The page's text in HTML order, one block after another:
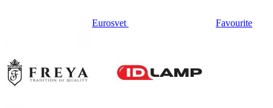
Eurosvet Favourite